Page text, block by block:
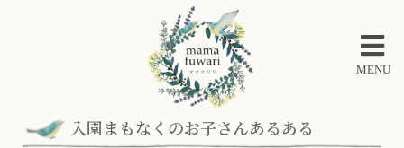
MENU
入園まもなくのお子さんあるある